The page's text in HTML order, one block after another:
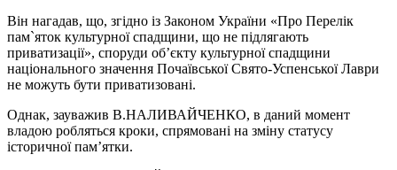
Він нагадав, що, згідно із Законом України «Про Перелік
пам`яток культурної спадщини, що не підлягають
приватизації», споруди об’єкту культурної спадщини
національного значення Почаївської Свято-Успенської Лаври
не можуть бути приватизовані.
Однак, зауважив В.НАЛИВАЙЧЕНКО, в даний момент
владою робляться кроки, спрямовані на зміну статусу
історичної пам’ятки.